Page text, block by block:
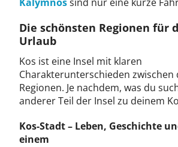
Die schönsten Regionen für
Urlaub
Kos ist eine Insel mit klaren
Charakterunterschieden zwischen
Regionen. Je nachdem, was du
anderer Teil der Insel zu deinem
Kos-Stadt – Leben, Geschichte
einem